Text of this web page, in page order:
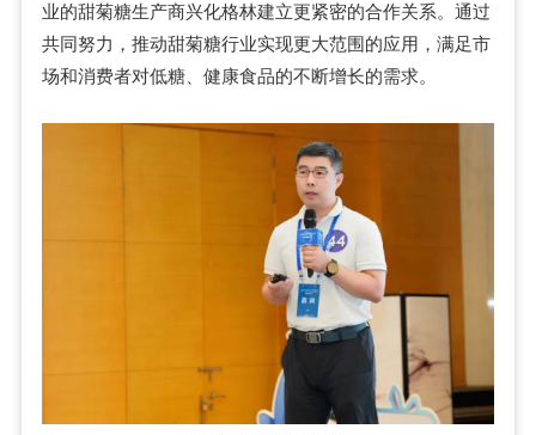
业的甜菊糖生产商兴化格林建立更紧密的合作关系。通过
共同努力，推动甜菊糖行业实现更大范围的应用，满足市
场和消费者对低糖、健康食品的不断增长的需求。